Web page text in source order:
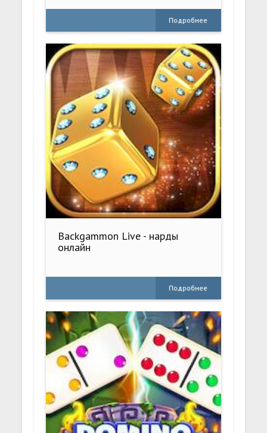
Подробнее
Backgammon Live - нарды
онлайн
Подробнее